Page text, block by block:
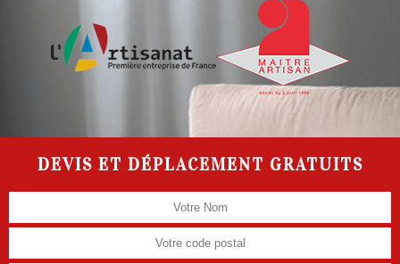
DEVIS ET DÉPLACEMENT GRATUITS